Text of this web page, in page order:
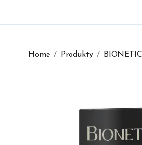
Home Produkty BIONETIC